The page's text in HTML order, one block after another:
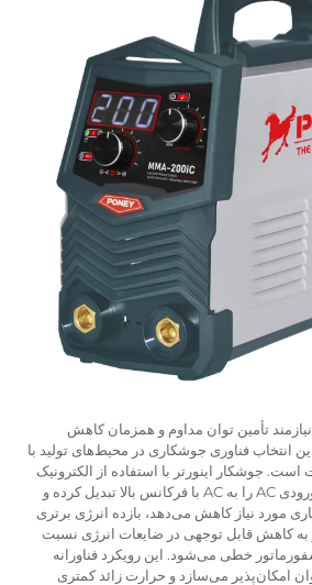
تأمین توان مداوم و همزمان کاهش
انتخاب فناوری جوشکاری در محیط‌های تولید با
است. جوشکار اینورتر با استفاده از الکترونیک
قدرت پیشرفته‌ای که برق ورودی AC را به AC با فرکانس بالا تبدیل کرده و
مورد نیاز کاهش می‌دهد، بازده انرژی برتری
به کاهش قابل توجهی در ضایعات انرژی نسبت
خطی می‌شود. این رویکرد فناورانه
امکان‌پذیر می‌سازد و حرارت زائد کمتری